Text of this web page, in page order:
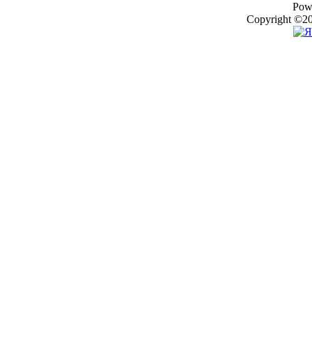
Copyright